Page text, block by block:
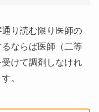
り読む限り医師の
ならば医師（二等
けて調剤しなけれ
。